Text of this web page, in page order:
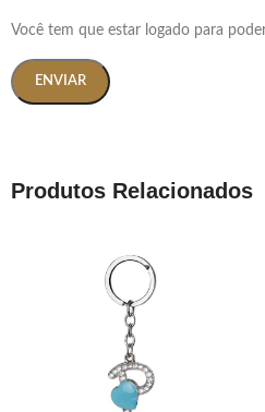
Você tem que estar logado para
Produtos Relacionados